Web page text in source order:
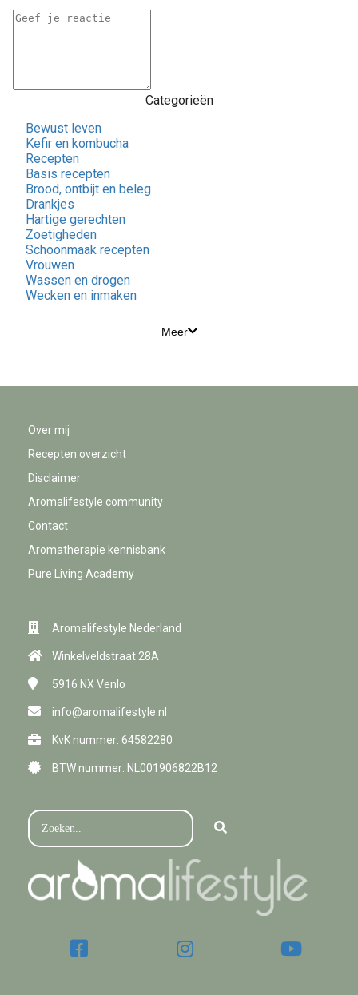
Categorieën
Bewust leven
Kefir en kombucha
Recepten
Basis recepten
Brood, ontbijt en beleg
Drankjes
Hartige gerechten
Zoetigheden
Schoonmaak recepten
Vrouwen
Wassen en drogen
Wecken en inmaken
Meer
Over mij
Recepten overzicht
Disclaimer
Aromalifestyle community
Contact
Aromatherapie kennisbank
Pure Living Academy
Aromalifestyle Nederland
Winkelveldstraat 28A
5916 NX Venlo
info@aromalifestyle.nl
KvK nummer: 64582280
BTW nummer: NL001906822B12